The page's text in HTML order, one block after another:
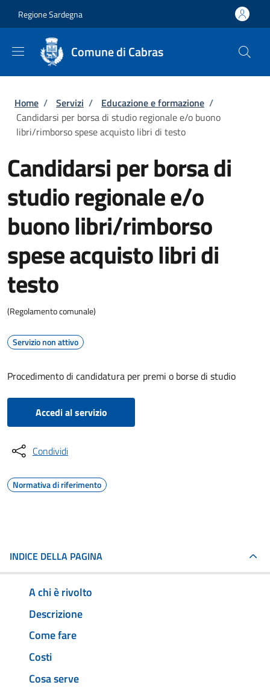
Regione Sardegna
Comune di Cabras
Briciole di pane
Home / Servizi / Educazione e formazione /
Candidarsi per borsa di studio regionale e/o buono
libri/rimborso spese acquisto libri di testo
Candidarsi per borsa di
studio regionale e/o
buono libri/rimborso
spese acquisto libri di
testo
(Regolamento comunale)
Servizio non attivo
Procedimento di candidatura per premi o borse di studio
Accedi al servizio
Condividi
Normativa di riferimento
INDICE DELLA PAGINA
A chi è rivolto
Descrizione
Come fare
Costi
Cosa serve